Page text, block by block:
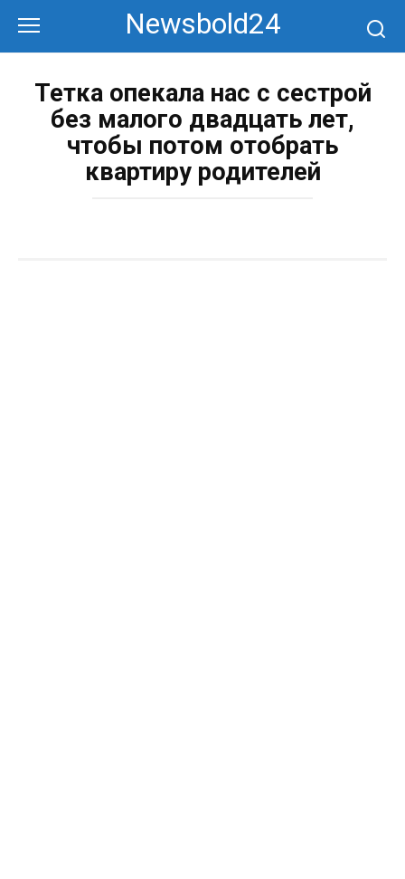
контенту
Newsbold24
Тетка опекала нас с сестрой
без малого двадцать лет,
чтобы потом отобрать
квартиру родителей